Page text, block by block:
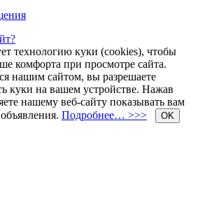
технологию куки (cookies), чтобы
комфорта при просмотре сайта.
нашим сайтом, вы разрешаете
куки на вашем устройстве. Нажав
нашему веб-сайту показывать вам
Подробнее… >>> OK